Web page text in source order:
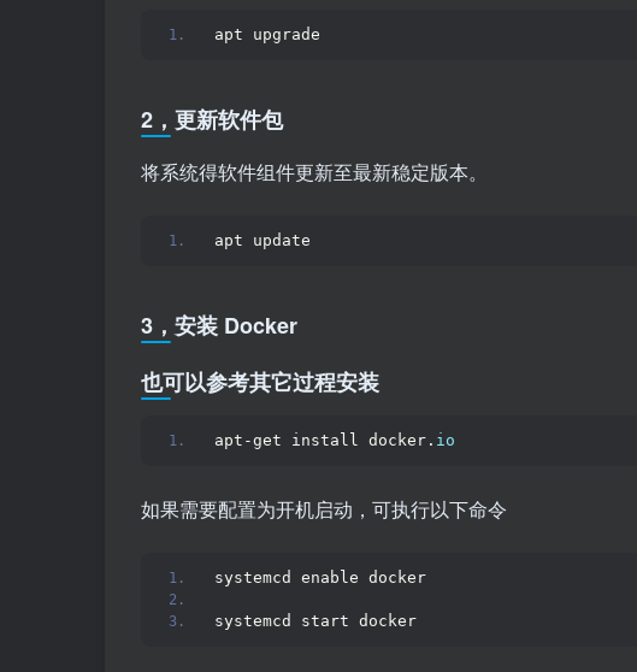
apt upgrade
2，更新软件包
将系统得软件组件更新至最新稳定版本。
apt update
3，安装 Docker
也可以参考其它过程安装
apt-get install docker. io
如果需要配置为开机启动，可执行以下命令
systemcd enable docker
systemcd start docker